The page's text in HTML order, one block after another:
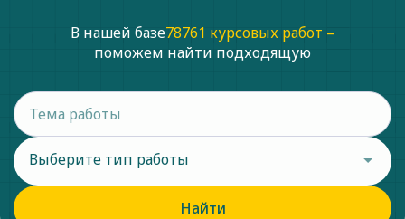
В нашей базе78761 курсовых работ –
поможем найти подходящую
Выберите тип работы
Найти